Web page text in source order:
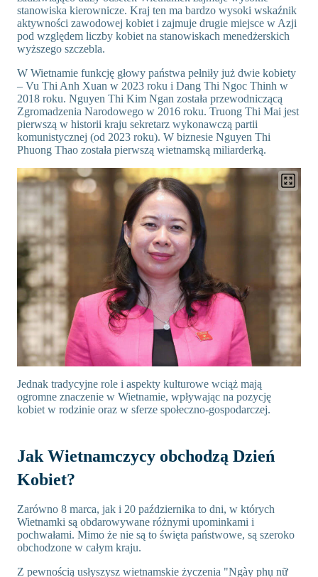
stanowiska kierownicze. Kraj ten ma bardzo wysoki wskaźnik
aktywności zawodowej kobiet i zajmuje drugie miejsce w Azji
pod względem liczby kobiet na stanowiskach menedżerskich
wyższego szczebla.
W Wietnamie funkcję głowy państwa pełniły już dwie kobiety
– Vu Thi Anh Xuan w 2023 roku i Dang Thi Ngoc Thinh w
2018 roku. Nguyen Thi Kim Ngan została przewodniczącą
Zgromadzenia Narodowego w 2016 roku. Truong Thi Mai jest
pierwszą w historii kraju sekretarz wykonawczą partii
komunistycznej (od 2023 roku). W biznesie Nguyen Thi
Phuong Thao została pierwszą wietnamską miliarderką.
Jednak tradycyjne role i aspekty kulturowe wciąż mają
ogromne znaczenie w Wietnamie, wpływając na pozycję
kobiet w rodzinie oraz w sferze społeczno-gospodarczej.
Jak Wietnamczycy obchodzą Dzień
Kobiet?
Zarówno 8 marca, jak i 20 października to dni, w których
Wietnamki są obdarowywane różnymi upominkami i
pochwałami. Mimo że nie są to święta państwowe, są szeroko
obchodzone w całym kraju.
Z pewnością usłyszysz wietnamskie życzenia "Ngày phụ nữ